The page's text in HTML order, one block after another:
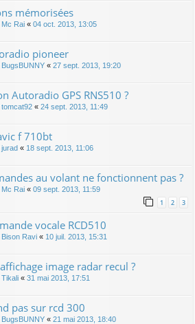
mémorisées
Mc Rai « 04 oct. 2013, 13:05
pioneer
BugsBUNNY « 27 sept. 2013, 19:20
Autoradio GPS RNS510 ?
tomcat92 « 24 sept. 2013, 11:49
f 710bt
jurad « 18 sept. 2013, 11:06
au volant ne fonctionnent pas ?
Mc Rai « 09 sept. 2013, 11:59
1 2 3
vocale RCD510
Bison Ravi « 10 juil. 2013, 15:31
image radar recul ?
Tikali « 31 mai 2013, 17:51
pas sur rcd 300
BugsBUNNY « 21 mai 2013, 18:40